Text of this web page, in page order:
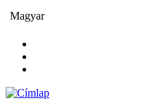
Ugrás
Magyar